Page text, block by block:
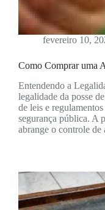
fevereiro 10,
Como Comprar uma
Entendendo a
legalidade da posse
de leis e
segurança pública. A
abrange o controle